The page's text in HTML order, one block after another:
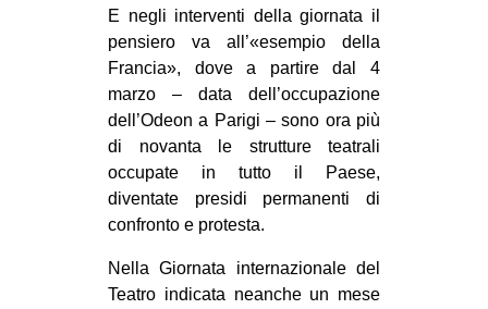
STUDENTI
ARTE
CINEMA
MANIFESTI
MUSICA
INTERNAZIONALE
E negli interventi della giornata il
pensiero va all’«esempio della
Francia», dove a partire dal 4
marzo – data dell’occupazione
dell’Odeon a Parigi – sono ora più
di novanta le strutture teatrali
occupate in tutto il Paese,
diventate presidi permanenti di
confronto e protesta.
Nella Giornata internazionale del
Teatro indicata neanche un mese